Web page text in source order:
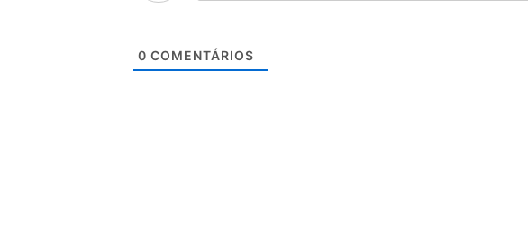
0 COMENTÁRIOS